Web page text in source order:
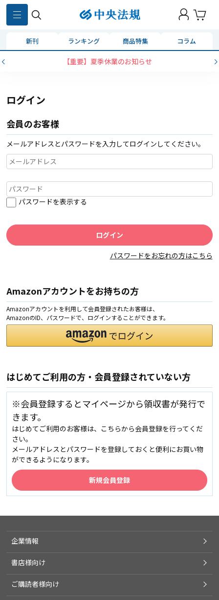
新刊 ランキング 商品特集 コラム
【重要】夏季休業のお知らせ
ログイン
会員のお客様
メールアドレスとパスワードを入力してログインしてください。
パスワードを表示する
パスワードをお忘れの方はこちら
Amazonアカウントをお持ちの方
Amazonアカウントを利用して会員登録されたお客様は、
AmazonのID、パスワードで、ログインすることができます。
はじめてご利用の方・会員登録されていない方
※会員登録するとマイページから領収書が発行で
きます。
はじめてご利用のお客様は、こちらから会員登録を行ってくだ
さい。
メールアドレスとパスワードを登録しておくと便利にお買い物
ができるようになります。
企業情報
書店様向け
ご購読者様向け